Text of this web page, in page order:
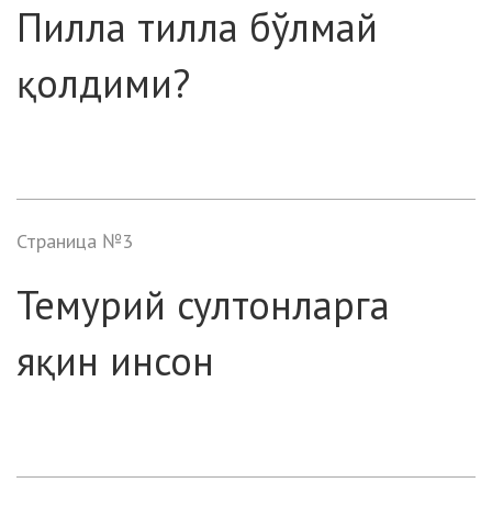
Пилла тилла бўлмай
қолдими?
Страница №3
Темурий султонларга
яқин инсон